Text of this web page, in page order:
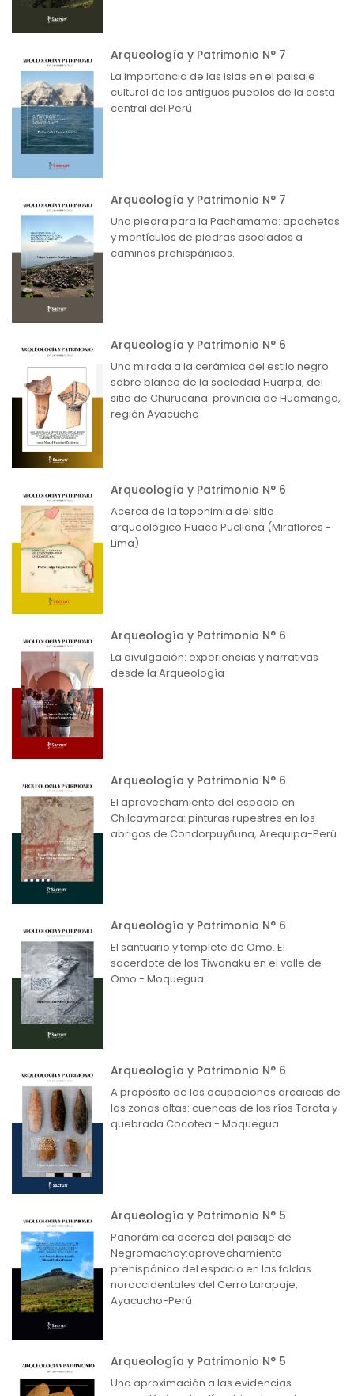
Arqueología y Patrimonio N° 7
La importancia de las islas en el paisaje
cultural de los antiguos pueblos de la costa
central del Perú
Arqueología y Patrimonio N° 7
Una piedra para la Pachamama: apachetas
y montículos de piedras asociados a
caminos prehispánicos.
Arqueología y Patrimonio N° 6
Una mirada a la cerámica del estilo negro
sobre blanco de la sociedad Huarpa, del
sitio de Churucana. provincia de Huamanga,
región Ayacucho
Arqueología y Patrimonio N° 6
Acerca de la toponimia del sitio
arqueológico Huaca Pucllana (Miraflores -
Lima)
Arqueología y Patrimonio N° 6
La divulgación: experiencias y narrativas
desde la Arqueología
Arqueología y Patrimonio N° 6
El aprovechamiento del espacio en
Chilcaymarca: pinturas rupestres en los
abrigos de Condorpuyñuna, Arequipa-Perú
Arqueología y Patrimonio N° 6
El santuario y templete de Omo. El
sacerdote de los Tiwanaku en el valle de
Omo - Moquegua
Arqueología y Patrimonio N° 6
A propósito de las ocupaciones arcaicas de
las zonas altas: cuencas de los ríos Torata y
quebrada Cocotea - Moquegua
Arqueología y Patrimonio N° 5
Panorámica acerca del paisaje de
Negromachay:aprovechamiento
prehispánico del espacio en las faldas
noroccidentales del Cerro Larapaje,
Ayacucho-Perú
Arqueología y Patrimonio N° 5
Una aproximación a las evidencias